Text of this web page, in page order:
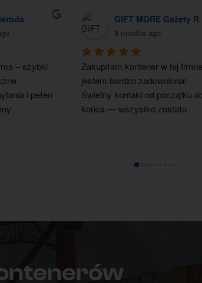
– szybki
i pełen
GIFT MORE Gażety Reklamowe z Logo
8 months ago
Zakupiłam kontener w tej
jestem bardzo zadowolona!
Świetny kontakt od początku
końca — wszystko zostało
super na czas, zgodnie z